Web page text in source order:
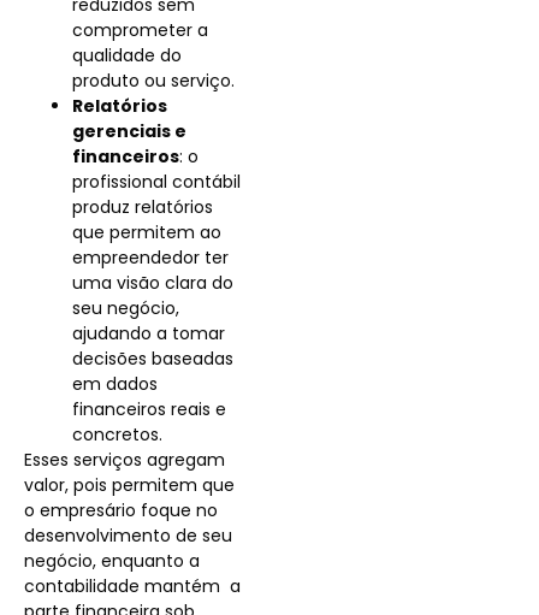
reduzidos sem
comprometer a
qualidade do
produto ou serviço.
Relatórios
gerenciais e
financeiros: o
profissional contábil
produz relatórios
que permitem ao
empreendedor ter
uma visão clara do
seu negócio,
ajudando a tomar
decisões baseadas
em dados
financeiros reais e
concretos.
Esses serviços agregam
valor, pois permitem que
o empresário foque no
desenvolvimento de seu
negócio, enquanto a
contabilidade mantém a